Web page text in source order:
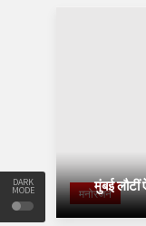
DARK
MODE मनोरंजनमुंबई लौटीं